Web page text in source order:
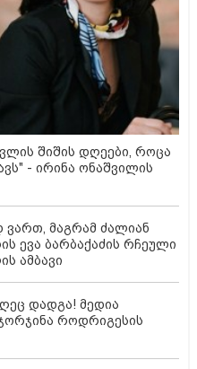
შიშის დღეები, როცა
- ირინა ონაშვილის
მაგრამ ძალიან
ევა ბარბაქაძის რჩეული
ამბავი
დადგა! მედია
როდრიგესის